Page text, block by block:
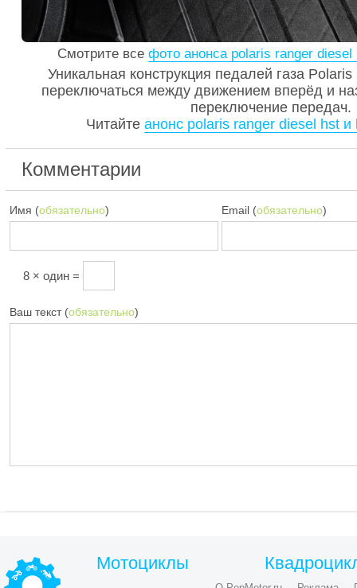
Смотрите все фото анонса polaris ranger
Уникальная конструкция педалей газа
переключаться между движением вперёд и
переключение передач.
Читайте анонс polaris ranger diesel hst и
Комментарии
Имя (обязательно) Email (обязательно)
8 × один =
Ваш текст (обязательно)
Мотоциклы